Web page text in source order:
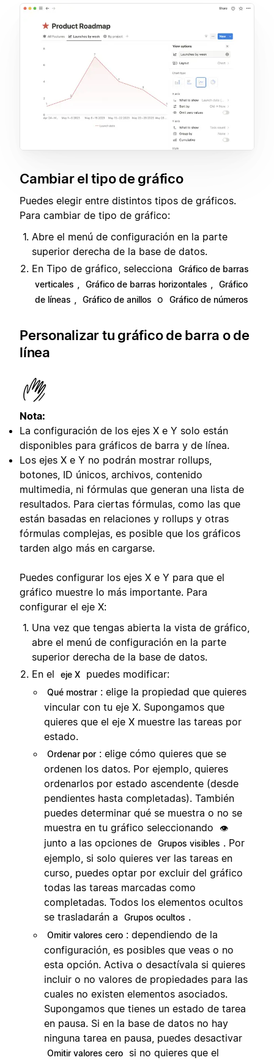
Cambiar el tipo de gráfico
Puedes elegir entre distintos tipos de gráficos.
Para cambiar de tipo de gráfico:
Abre el menú de configuración en la parte
superior derecha de la base de datos.
En Tipo de gráfico, selecciona
Gráfico de barras
verticales
Gráfico de barras horizontales
Gráfico
de líneas
Gráfico de anillos o Gráfico de números
Personalizar tu gráfico de barra o de
línea
Nota:
La configuración de los ejes X e Y solo están
disponibles para gráficos de barra y de línea.
Los ejes X e Y no podrán mostrar rollups,
botones, ID únicos, archivos, contenido
multimedia, ni fórmulas que generan una lista de
resultados. Para ciertas fórmulas, como las que
están basadas en relaciones y rollups y otras
fórmulas complejas, es posible que los gráficos
tarden algo más en cargarse.
Puedes configurar los ejes X e Y para que el
gráfico muestre lo más importante. Para
configurar el eje X:
Una vez que tengas abierta la vista de gráfico,
abre el menú de configuración en la parte
superior derecha de la base de datos.
En el
eje X puedes modificar:
Qué mostrar : elige la propiedad que quieres
vincular con tu eje X. Supongamos que
quieres que el eje X muestre las tareas por
estado.
Ordenar por : elige cómo quieres que se
ordenen los datos. Por ejemplo, quieres
ordenarlos por estado ascendente (desde
pendientes hasta completadas). También
puedes determinar qué se muestra o no se
muestra en tu gráfico seleccionando
👁️
junto a las opciones de Grupos visibles . Por
ejemplo, si solo quieres ver las tareas en
curso, puedes optar por excluir del gráfico
todas las tareas marcadas como
completadas. Todos los elementos ocultos
se trasladarán a
Grupos ocultos .
Omitir valores cero : dependiendo de la
configuración, es posibles que veas o no
esta opción. Activa o desactívala si quieres
incluir o no valores de propiedades para las
cuales no existen elementos asociados.
Supongamos que tienes un estado de tarea
en pausa. Si en la base de datos no hay
ninguna tarea en pausa, puedes desactivar
Omitir valores cero
si no quieres que el